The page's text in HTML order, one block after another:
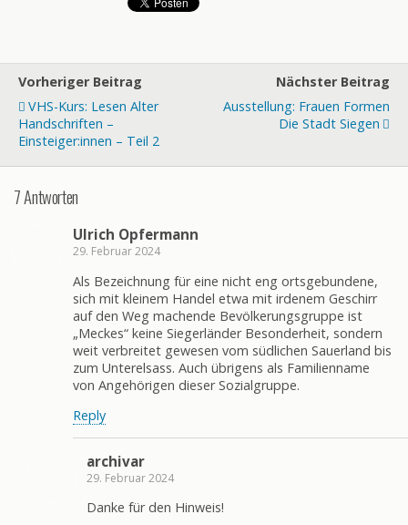
Vorheriger Beitrag
VHS-Kurs: Lesen Alter
Handschriften –
Einsteiger:innen – Teil 2
Nächster Beitrag
Ausstellung: Frauen Formen
Die Stadt Siegen
7 Antworten
Ulrich Opfermann
29. Februar 2024
Als Bezeichnung für eine nicht eng ortsgebundene,
sich mit kleinem Handel etwa mit irdenem Geschirr
auf den Weg machende Bevölkerungsgruppe ist
„Meckes“ keine Siegerländer Besonderheit, sondern
weit verbreitet gewesen vom südlichen Sauerland bis
zum Unterelsass. Auch übrigens als Familienname
von Angehörigen dieser Sozialgruppe.
Reply
archivar
29. Februar 2024
Danke für den Hinweis!